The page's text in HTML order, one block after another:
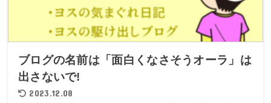
ブログの名前は「面白くなさそうオーラ」は
出さないで!
2023.12.08